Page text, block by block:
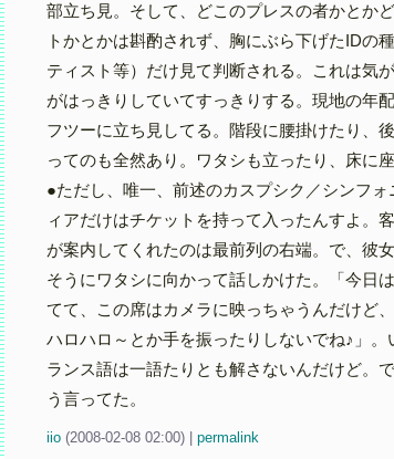
部立ち見。そして、どこのプレスの者かとか
トかとかは斟酌されず、胸にぶら下げたIDの
ティスト等）だけ見て判断される。これは気
がはっきりしていてすっきりする。現地の年
フツーに立ち見してる。階段に腰掛けたり、
ってのも全然あり。ワタシも立ったり、床に
●ただし、唯一、前述のカスプシク／シンフ
ィアだけはチケットを持って入ったんすよ。
が案内してくれたのは最前列の右端。で、彼
そうにワタシに向かって話しかけた。「今日
てて、この席はカメラに映っちゃうんだけど
ハロハロ～とか手を振ったりしないでね♪」。
ランス語は一語たりとも解さないんだけど。
う言ってた。
iio (2008-02-08 02:00) | permalink